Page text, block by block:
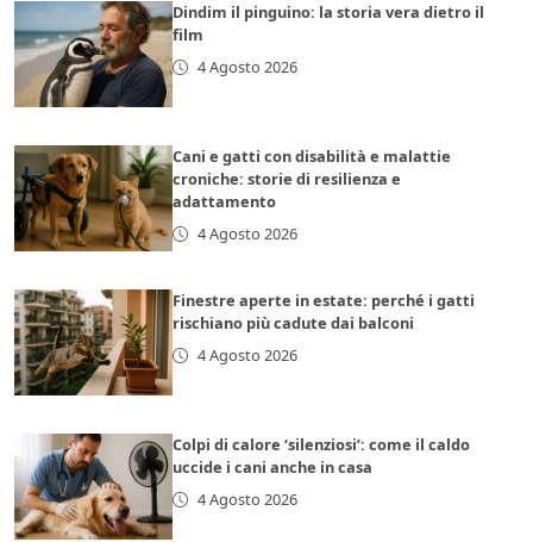
Dindim il pinguino: la storia vera dietro il
film
4 Agosto 2026
Cani e gatti con disabilità e malattie
croniche: storie di resilienza e
adattamento
4 Agosto 2026
Finestre aperte in estate: perché i gatti
rischiano più cadute dai balconi
4 Agosto 2026
Colpi di calore ‘silenziosi’: come il caldo
uccide i cani anche in casa
4 Agosto 2026